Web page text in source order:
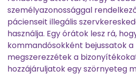
személyazonossággal
pácienseit illegális
használja. Egy órátok lesz rá,
kommandósokként bejussatok
megszerezzétek a
hozzájáruljatok egy szörnyeteg